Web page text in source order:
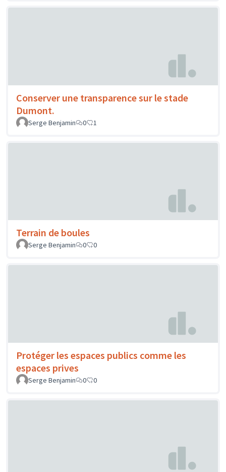
Conserver une transparence sur le stade
Dumont.
Serge Benjamin 0 1
Terrain de boules
Serge Benjamin 0 0
Protéger les espaces publics comme les
espaces prives
Serge Benjamin 0 0